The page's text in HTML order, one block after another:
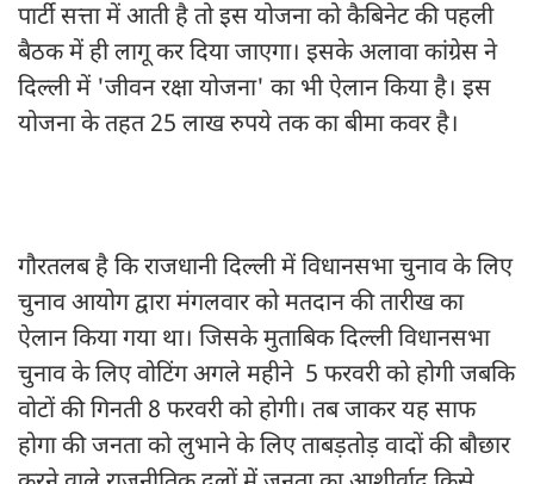
पार्टी सत्ता में आती है तो इस योजना को कैबिनेट की पहली
बैठक में ही लागू कर दिया जाएगा। इसके अलावा कांग्रेस ने
दिल्ली में 'जीवन रक्षा योजना' का भी ऐलान किया है। इस
योजना के तहत 25 लाख रुपये तक का बीमा कवर है।
गौरतलब है कि राजधानी दिल्ली में विधानसभा चुनाव के लिए
चुनाव आयोग द्वारा मंगलवार को मतदान की तारीख का
ऐलान किया गया था। जिसके मुताबिक दिल्ली विधानसभा
चुनाव के लिए वोटिंग अगले महीने 5 फरवरी को होगी जबकि
वोटों की गिनती 8 फरवरी को होगी। तब जाकर यह साफ
होगा की जनता को लुभाने के लिए ताबड़तोड़ वादों की बौछार